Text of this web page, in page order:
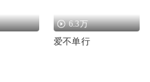
6.3万
爱不单行